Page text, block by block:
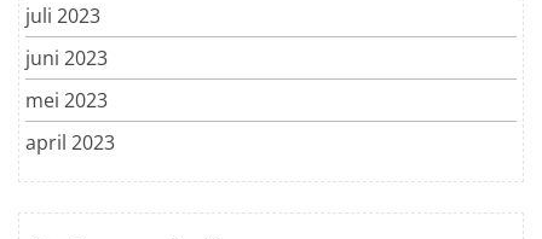
juli 2023
juni 2023
mei 2023
april 2023